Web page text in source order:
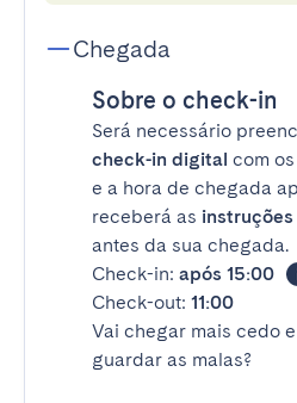
Chegada
Sobre o check-in
Será necessário
check-in digital com
e a hora de chegada
receberá as
antes da sua chegada.
Check-in: após 15:00
Check-out: 11:00
Vai chegar mais cedo
guardar as malas?